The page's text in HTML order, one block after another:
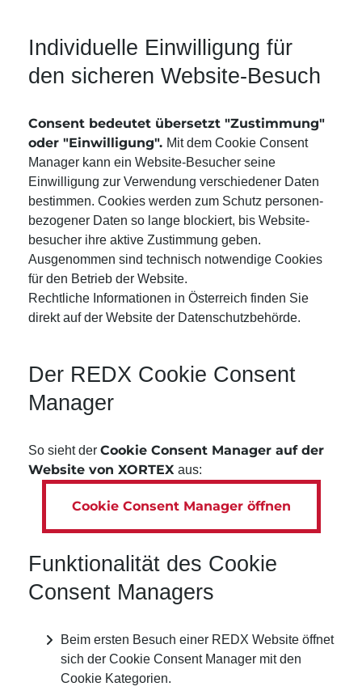
E-Mail-Marketing-Automation
Mailservice
Individuelle Einwilligung für
den sicheren Website-Besuch
Consent bedeutet übersetzt "Zustimmung"
oder "Einwilligung". Mit dem Cookie Consent
Manager kann ein Website-Besucher seine
Einwilligung zur Verwendung verschiedener Daten
bestimmen. Cookies werden zum Schutz personen­
bezogener Daten so lange blockiert, bis Website­
besucher ihre aktive Zustim­mung geben.
Ausgenommen sind technisch notwendige Cookies
für den Betrieb der Website.
Rechtliche Informationen in Österreich finden Sie
direkt auf der Website der Daten­schutz­behörde.
Der REDX Cookie Consent
Manager
So sieht der Cookie Consent Manager auf der
Website von XORTEX aus:
Cookie Consent Manager öffnen
Funktionalität des Cookie
Consent Managers
Beim ersten Besuch einer REDX Website öffnet
sich der Cookie Consent Manager mit den
Cookie Kategorien.